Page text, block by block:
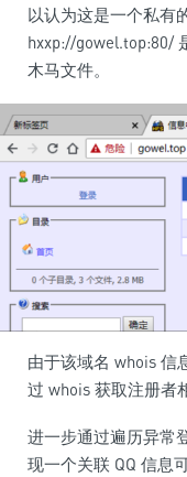
以认为这是一个私有
hxxp://gowel.top:80/
木马文件。
由于该域名 whois 信
过 whois 获取注册者
进一步通过遍历异常
现一个关联 QQ 信息